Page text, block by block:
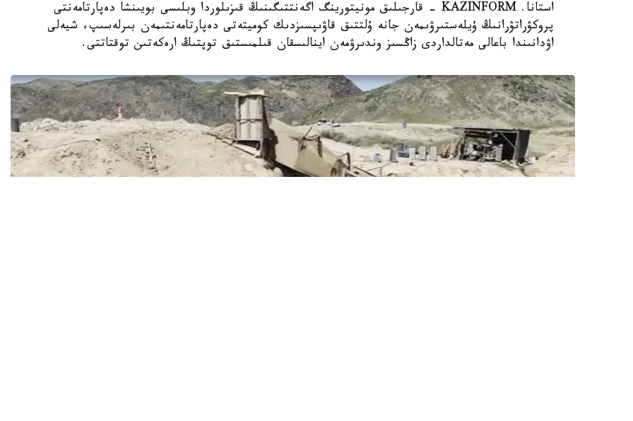
استانا. KAZINFORM - قارجىلىق مونيتورينگ اگەنتتىگىنىڭ قىزىلوردا وبلىسى بويىنشا دەپارتامەنتى
پروكۋراتۋرانىڭ ۇيلەستىرۋىمەن جانە ۇلتتىق قاۋىپسىزدىك كوميتەتى دەپارتامەنتىمەن بىرلەسىپ، شيەلى
اۋدانىندا باعالى مەتالداردى زاڭسىز وندىرۋمەن اينالىسقان قىلمىستىق توپتىڭ ارەكەتىن توقتاتتى.